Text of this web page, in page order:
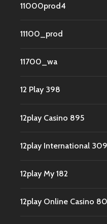
11000prod4
11100_prod
11700_wa
12 Play 398
12play Casino 895
12play International 309
12play My 182
12play Online Casino